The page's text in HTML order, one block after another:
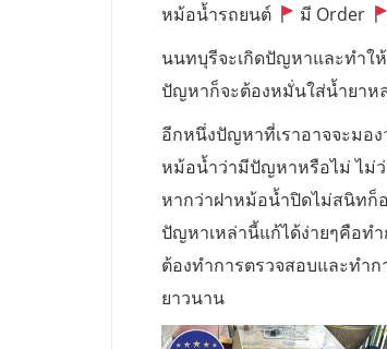
หม้อน้ำรถยนต์ มี Order
นนทบุรีจะเกิดปัญหาและทำให้
ปัญหาก็จะต้องหมั่นใส่น้ำยาห
อีกหนึ่งปัญหาที่เราอาจจะมอ
หม้อน้ำว่ามีปัญหาหรือไม่ ไม่ว่
หากว่าฝาหม้อน้ำปิดไม่สนิทก็
ปัญหาเหล่านี้แก้ได้ง่ายๆคือท
ต้องทำการตรวจสอบและทำ
ยาวนาน